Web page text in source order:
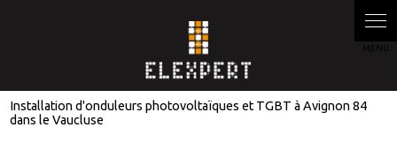
Installation d'onduleurs photovoltaïques et TGBT à Avignon 84
dans le Vaucluse